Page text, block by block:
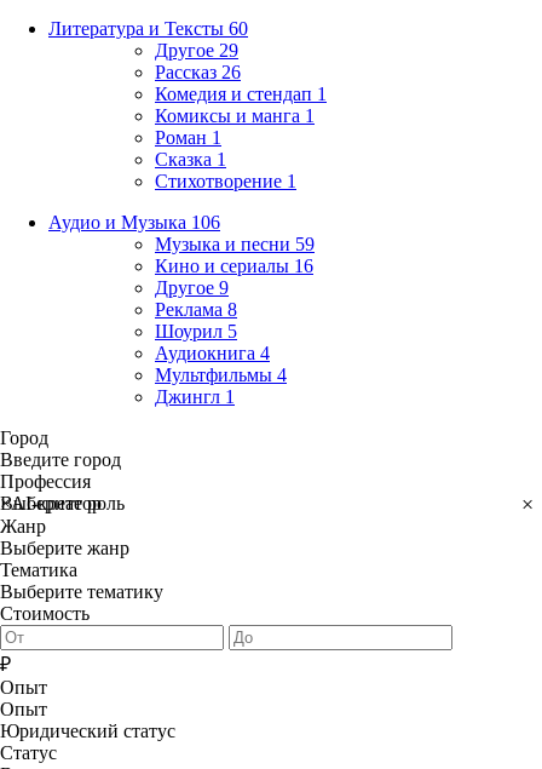
Литература и Тексты 60
Другое 29
Рассказ 26
Комедия и стендап 1
Комиксы и манга 1
Роман 1
Сказка 1
Стихотворение 1
Аудио и Музыка 106
Музыка и песни 59
Кино и сериалы 16
Другое 9
Реклама 8
Шоурил 5
Аудиокнига 4
Мультфильмы 4
Джингл 1
Город
Введите город
Профессия
Выберите роль
×AI-креатор ×
Жанр
Выберите жанр
Тематика
Выберите тематику
Стоимость
₽
Опыт
Опыт
Юридический статус
Статус